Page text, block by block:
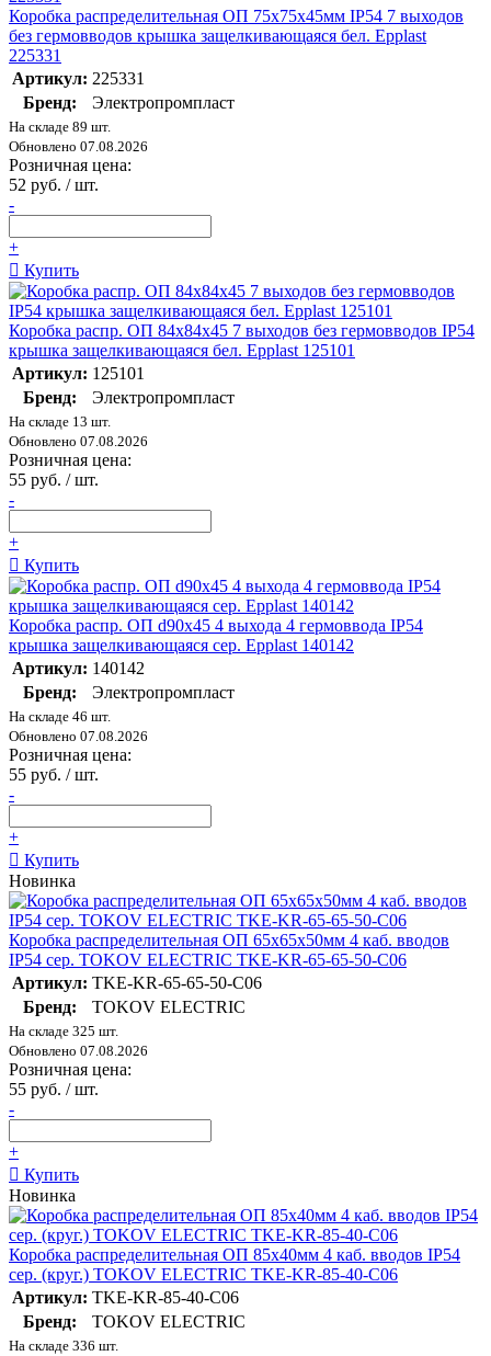
Коробка распределительная ОП 75х75х45мм IP54 7 выходов
без гермовводов крышка защелкивающаяся бел. Epplast
225331
Артикул: 225331
Бренд:
Электропромпласт
На складе 89 шт.
Обновлено 07.08.2026
Розничная цена:
52 руб. / шт.
-
+
Купить
Коробка распр. ОП 84х84х45 7 выходов без гермовводов IP54
крышка защелкивающаяся бел. Epplast 125101
Артикул: 125101
Бренд:
Электропромпласт
На складе 13 шт.
Обновлено 07.08.2026
Розничная цена:
55 руб. / шт.
-
+
Купить
Коробка распр. ОП d90х45 4 выхода 4 гермоввода IP54
крышка защелкивающаяся сер. Epplast 140142
Артикул: 140142
Бренд:
Электропромпласт
На складе 46 шт.
Обновлено 07.08.2026
Розничная цена:
55 руб. / шт.
-
+
Купить
Новинка
Коробка распределительная ОП 65х65х50мм 4 каб. вводов
IP54 сер. TOKOV ELECTRIC TKE-KR-65-65-50-C06
Артикул: TKE-KR-65-65-50-C06
Бренд:
TOKOV ELECTRIC
На складе 325 шт.
Обновлено 07.08.2026
Розничная цена:
55 руб. / шт.
-
+
Купить
Новинка
Коробка распределительная ОП 85х40мм 4 каб. вводов IP54
сер. (круг.) TOKOV ELECTRIC TKE-KR-85-40-C06
Артикул: TKE-KR-85-40-C06
Бренд:
TOKOV ELECTRIC
На складе 336 шт.